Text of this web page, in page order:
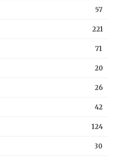
57
221
71
20
26
42
124
30